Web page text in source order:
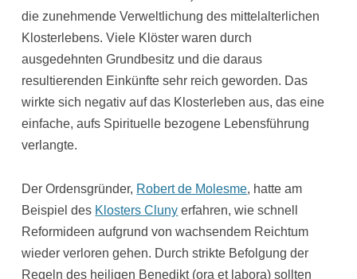
die zunehmende Verweltlichung des mittelalterlichen
Klosterlebens. Viele Klöster waren durch
ausgedehnten Grundbesitz und die daraus
resultierenden Einkünfte sehr reich geworden. Das
wirkte sich negativ auf das Klosterleben aus, das eine
einfache, aufs Spirituelle bezogene Lebensführung
verlangte.
Der Ordensgründer, Robert de Molesme, hatte am
Beispiel des Klosters Cluny erfahren, wie schnell
Reformideen aufgrund von wachsendem Reichtum
wieder verloren gehen. Durch strikte Befolgung der
Regeln des heiligen Benedikt (ora et labora) sollten